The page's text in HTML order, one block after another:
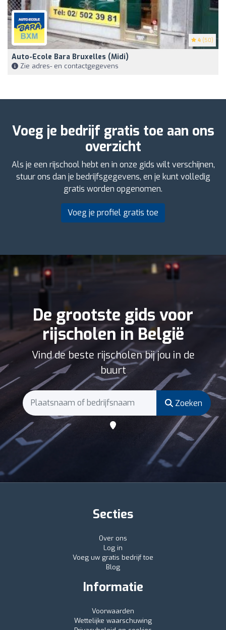
4 (50)
Auto-Ecole Bara Bruxelles (Midi)
Zie adres- en contactgegevens
Voeg je bedrijf gratis toe aan ons
overzicht
Als je een rijschool hebt en in onze gids wilt verschijnen,
stuur ons dan je bedrijfsgegevens, en je kunt volledig
gratis worden opgenomen.
Voeg je profiel gratis toe
De grootste gids voor
rijscholen in België
Vind de beste rijscholen bij jou in de
buurt
Zoeken
Secties
Over ons
Log in
Voeg uw gratis bedrijf toe
Blog
Informatie
Voorwaarden
Wettelijke waarschuwing